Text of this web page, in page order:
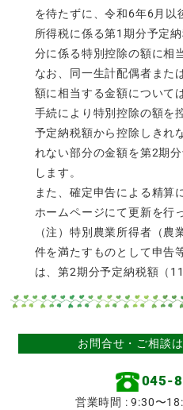
を待たずに、令和6年6月以
所得税に係る第1期分予定
分に係る特別控除の額に相
なお、同一生計配偶者また
額に相当する金額について
手続により特別控除の額を
予定納税額から控除しきれ
れない部分の金額を第2期
します。
また、確定申告による精算
ホームページにて更新を行
（注）特別農業所得者（
件を満たすものとして申告
は、第2期分予定納税額（
お問合せ・ご相談
045-
営業時間 : 9:30〜